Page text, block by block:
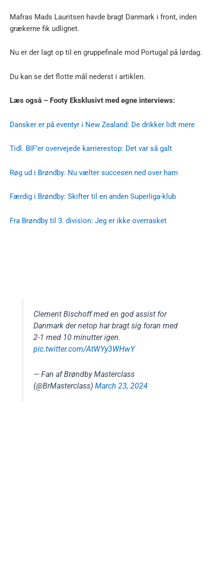
Mafras Mads Lauritsen havde bragt Danmark i front, inden
grækerne fik udlignet.
Nu er der lagt op til en gruppefinale mod Portugal på lørdag.
Du kan se det flotte mål nederst i artiklen.
Læs også – Footy Eksklusivt med egne interviews:
Dansker er på eventyr i New Zealand: De drikker lidt mere
Tidl. BIF’er overvejede karrierestop: Det var så galt
Røg ud i Brøndby: Nu vælter succesen ned over ham
Færdig i Brøndby: Skifter til en anden Superliga-klub
Fra Brøndby til 3. division: Jeg er ikke overrasket
Clement Bischoff med en god assist for
Danmark der netop har bragt sig foran med
2-1 med 10 minutter igen.
pic.twitter.com/AtWYy3WHwY
— Fan af Brøndby Masterclass
(@BrMasterclass)March 23, 2024